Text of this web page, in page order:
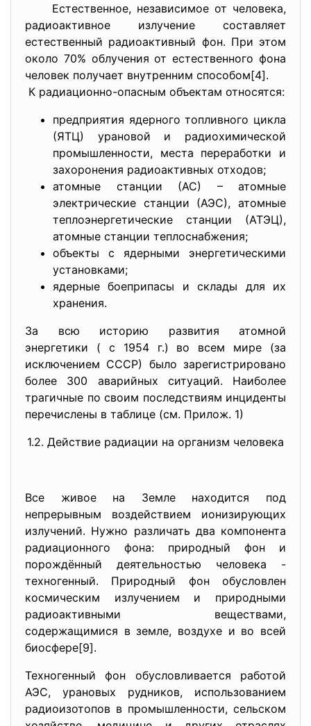
Естественное, независимое от человека,
радиоактивное излучение составляет
естественный радиоактивный фон. При этом
около 70% облучения от естественного фона
человек получает внутренним способом[4].
К радиационно-опасным объектам относятся:
предприятия ядерного топливного цикла
(ЯТЦ) урановой и радиохимической
промышленности, места переработки и
захоронения радиоактивных отходов;
атомные станции (АС) – атомные
электрические станции (АЭС), атомные
теплоэнергетические станции (АТЭЦ),
атомные станции теплоснабжения;
объекты с ядерными энергетическими
установками;
ядерные боеприпасы и склады для их
хранения.
За всю историю развития атомной
энергетики ( с 1954 г.) во всем мире (за
исключением СССР) было зарегистрировано
более 300 аварийных ситуаций. Наиболее
трагичные по своим последствиям инциденты
перечислены в таблице (см. Прилож. 1)
1.2. Действие радиации на организм человека
Все живое на Земле находится под
непрерывным воздействием ионизирующих
излучений. Нужно различать два компонента
радиационного фона: природный фон и
порождённый деятельностью человека -
техногенный. Природный фон обусловлен
космическим излучением и природными
радиоактивными веществами,
содержащимися в земле, воздухе и во всей
биосфере[9].
Техногенный фон обусловливается работой
АЭС, урановых рудников, использованием
радиоизотопов в промышленности, сельском